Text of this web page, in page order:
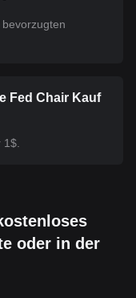
Fed Chair Kauf
oder in der